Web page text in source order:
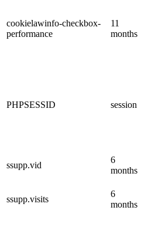
cookielawinfo-checkbox-
performance
11
months
PHPSESSID session
ssupp.vid
6
months
ssupp.visits
6
months